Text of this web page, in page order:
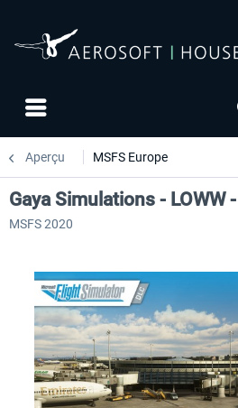
Aperçu MSFS Europe
Gaya Simulations -
MSFS 2020